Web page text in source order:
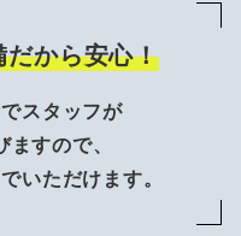
から安心！
スタッフが
すので、
いただけます。